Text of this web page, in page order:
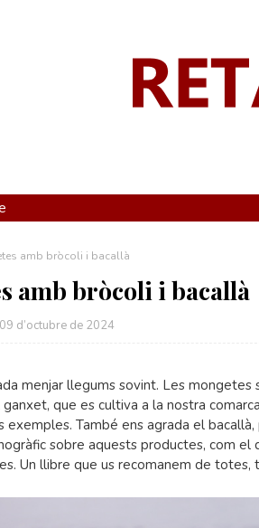
amb bròcoli i bacallà
amb bròcoli i bacallà
09 d’octubre de 2024
menjar llegums sovint. Les
que es cultiva a la nostra
exemples. També ens agrada el
sobre aquests productes, com el
Un llibre que us recomanem de